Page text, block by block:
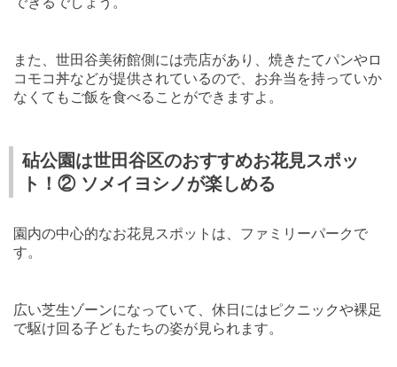
また、世田谷美術館側には売店があり、焼きたてパンやロ
コモコ丼などが提供されているので、お弁当を持っていか
なくてもご飯を食べることができますよ。
砧公園は世田谷区のおすすめお花見スポッ
ト！② ソメイヨシノが楽しめる
園内の中心的なお花見スポットは、ファミリーパークで
す。
広い芝生ゾーンになっていて、休日にはピクニックや裸足
で駆け回る子どもたちの姿が見られます。